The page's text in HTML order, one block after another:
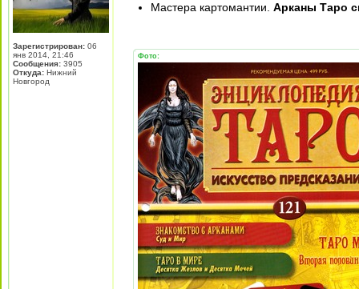
Зарегистрирован: 06
янв 2014, 21:46
Сообщения: 3905
Откуда: Нижний
Новгород
Мастера картомантии. Арканы Таро
Фото: